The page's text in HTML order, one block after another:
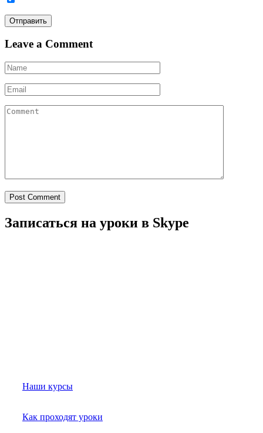
Leave a Comment
Post Comment
Записаться на уроки в Skype
Наши курсы
Как проходят уроки